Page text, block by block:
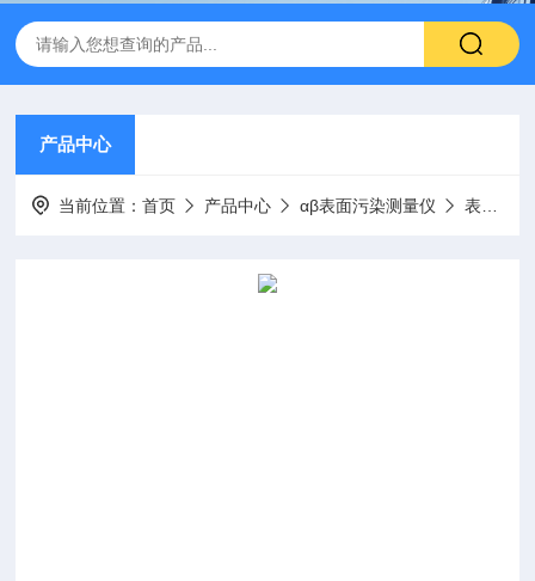
产品中心
当前位置：首页 产品中心 αβ表面污染测量仪 表面污染测量仪